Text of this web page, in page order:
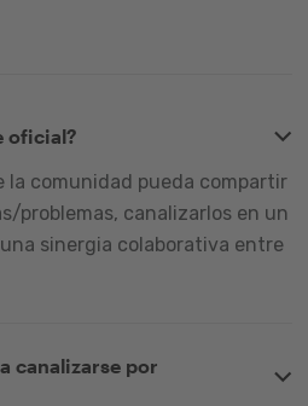
oficial?
la comunidad pueda compartir
problemas, canalizarlos en un
sinergia colaborativa entre
canalizarse por